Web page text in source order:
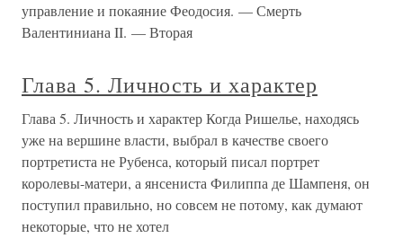
управление и покаяние Феодосия. — Смерть
Валентиниана II. — Вторая
Глава 5. Личность и характер
Глава 5. Личность и характер Когда Ришелье, находясь
уже на вершине власти, выбрал в качестве своего
портретиста не Рубенса, который писал портрет
королевы-матери, а янсениста Филиппа де Шампеня, он
поступил правильно, но совсем не потому, как думают
некоторые, что не хотел